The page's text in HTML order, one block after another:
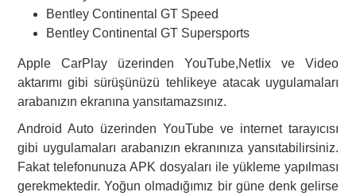
Bentley Continental GT Speed
Bentley Continental GT Supersports
Apple CarPlay üzerinden YouTube,Netlix ve Video
aktarımı gibi sürüşünüzü tehlikeye atacak uygulamaları
arabanızın ekranına yansıtamazsınız.
Android Auto üzerinden YouTube ve internet tarayıcısı
gibi uygulamaları arabanızın ekranınıza yansıtabilirsiniz.
Fakat telefonunuza APK dosyaları ile yükleme yapılması
gerekmektedir. Yoğun olmadığımız bir güne denk gelirse